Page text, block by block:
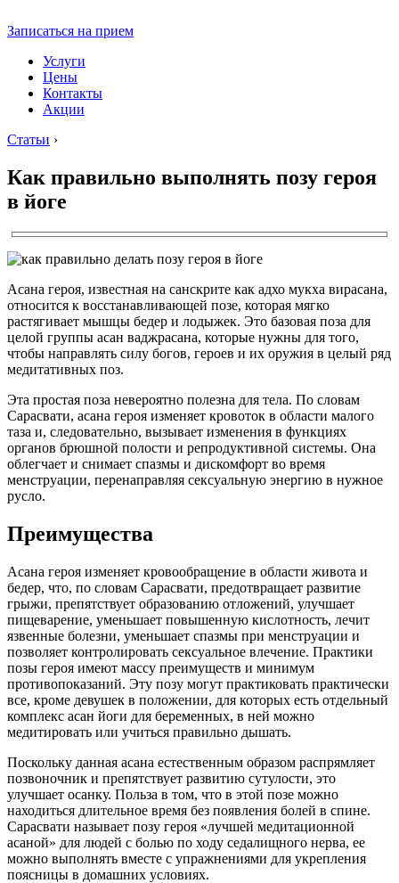
Записаться на прием
Услуги
Цены
Контакты
Акции
Статьи ›
Как правильно выполнять позу героя
в йоге
Асана героя, известная на санскрите как адхо мукха вирасана,
относится к восстанавливающей позе, которая мягко
растягивает мышцы бедер и лодыжек. Это базовая поза для
целой группы асан ваджрасана, которые нужны для того,
чтобы направлять силу богов, героев и их оружия в целый ряд
медитативных поз.
Эта простая поза невероятно полезна для тела. По словам
Сарасвати, асана героя изменяет кровоток в области малого
таза и, следовательно, вызывает изменения в функциях
органов брюшной полости и репродуктивной системы. Она
облегчает и снимает спазмы и дискомфорт во время
менструации, перенаправляя сексуальную энергию в нужное
русло.
Преимущества
Асана героя изменяет кровообращение в области живота и
бедер, что, по словам Сарасвати, предотвращает развитие
грыжи, препятствует образованию отложений, улучшает
пищеварение, уменьшает повышенную кислотность, лечит
язвенные болезни, уменьшает спазмы при менструации и
позволяет контролировать сексуальное влечение. Практики
позы героя имеют массу преимуществ и минимум
противопоказаний. Эту позу могут практиковать практически
все, кроме девушек в положении, для которых есть отдельный
комплекс асан йоги для беременных, в ней можно
медитировать или учиться правильно дышать.
Поскольку данная асана естественным образом распрямляет
позвоночник и препятствует развитию сутулости, это
улучшает осанку. Польза в том, что в этой позе можно
находиться длительное время без появления болей в спине.
Сарасвати называет позу героя «лучшей медитационной
асаной» для людей с болью по ходу седалищного нерва, ее
можно выполнять вместе с упражнениями для укрепления
поясницы в домашних условиях.